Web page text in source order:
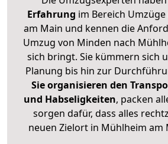
Erfahrung im Bereich
am Main und kennen die
Umzug von Minden nach
sich bringt. Sie kümmern sich
Planung bis hin zur
Sie organisieren den
und Habseligkeiten, packen
sorgen dafür, dass alles
neuen Zielort in Mühlheim am